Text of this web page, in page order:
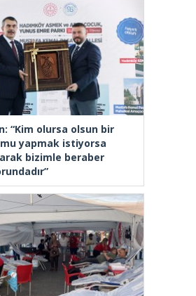
“Kim olursa olsun bir
yapmak istiyorsa
bizimle beraber